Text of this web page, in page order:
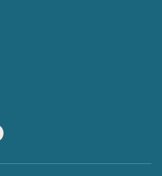
Instagram